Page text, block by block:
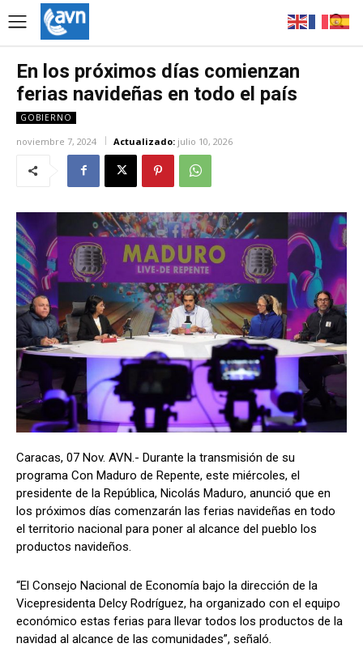
En los próximos días comienzan
ferias navideñas en todo el país
GOBIERNO
noviembre 7, 2024 Actualizado: julio 10, 2026
Caracas, 07 Nov. AVN.- Durante la transmisión de su
programa Con Maduro de Repente, este miércoles, el
presidente de la República, Nicolás Maduro, anunció que en
los próximos días comenzarán las ferias navideñas en todo
el territorio nacional para poner al alcance del pueblo los
productos navideños.
“El Consejo Nacional de Economía bajo la dirección de la
Vicepresidenta Delcy Rodríguez, ha organizado con el equipo
económico estas ferias para llevar todos los productos de la
navidad al alcance de las comunidades”, señaló.